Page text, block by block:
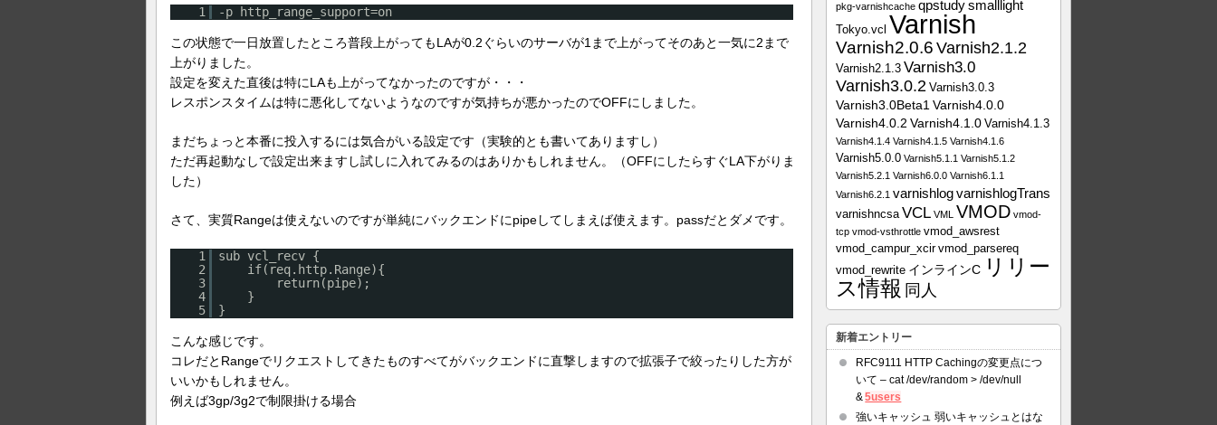
1 -p http_range_support=on
この状態で一日放置したところ普段上がってもLAが0.2ぐらいのサーバが1まで上がってそのあと一気に2まで
上がりました。
設定を変えた直後は特にLAも上がってなかったのですが・・・
レスポンスタイムは特に悪化してないようなのですが気持ちが悪かったのでOFFにしました。
まだちょっと本番に投入するには気合がいる設定です（実験的とも書いてありますし）
ただ再起動なしで設定出来ますし試しに入れてみるのはありかもしれません。（OFFにしたらすぐLA下がりま
した）
さて、実質Rangeは使えないのですが単純にバックエンドにpipeしてしまえば使えます。passだとダメです。
1
sub vcl_recv {
2
if(req.http.Range){
3
return(pipe);
4
}
5
}
こんな感じです。
コレだとRangeでリクエストしてきたものすべてがバックエンドに直撃しますので拡張子で絞ったりした方が
いいかもしれません。
例えば3gp/3g2で制限掛ける場合
pkg-varnishcache qpstudysmalllight
Tokyo.vcl Varnish
Varnish2.0.6 Varnish2.1.2
Varnish2.1.3 Varnish3.0
Varnish3.0.2 Varnish3.0.3
Varnish3.0Beta1 Varnish4.0.0
Varnish4.0.2 Varnish4.1.0 Varnish4.1.3
Varnish4.1.4 Varnish4.1.5 Varnish4.1.6
Varnish5.0.0 Varnish5.1.1 Varnish5.1.2
Varnish5.2.1 Varnish6.0.0 Varnish6.1.1
Varnish6.2.1 varnishlogvarnishlogTrans
varnishncsa VCL VML VMOD vmod-
tcp vmod-vsthrottle vmod_awsrest
vmod_campur_xcir vmod_parsereq
vmod_rewrite インラインC リリー
ス情報 同人
新着エントリー
RFC9111 HTTP Cachingの変更点につ
いて – cat /dev/random > /dev/null
&5users
強いキャッシュ 弱いキャッシュとはな